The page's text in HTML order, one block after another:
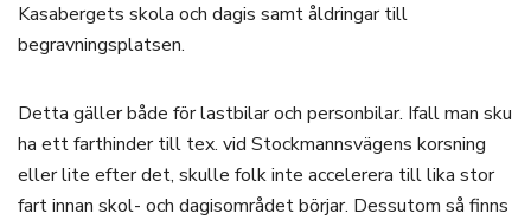
Kasabergets skola och dagis samt åldringar till
begravningsplatsen.
Detta gäller både för lastbilar och personbilar. Ifall man sku
ha ett farthinder till tex. vid Stockmannsvägens korsning
eller lite efter det, skulle folk inte accelerera till lika stor
fart innan skol- och dagisområdet börjar. Dessutom så finns